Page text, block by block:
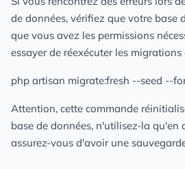
de données, vérifiez que votre base
que vous avez les permissions
essayer de réexécuter les migrations
php artisan migrate:fresh --seed --
Attention, cette commande
base de données, n'utilisez-la qu'en
assurez-vous d'avoir une